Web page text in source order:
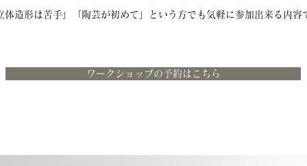
体造形は苦手」「陶芸が初めて」という方でも気軽に参加出来る内容
ワークショップの予約はこちら